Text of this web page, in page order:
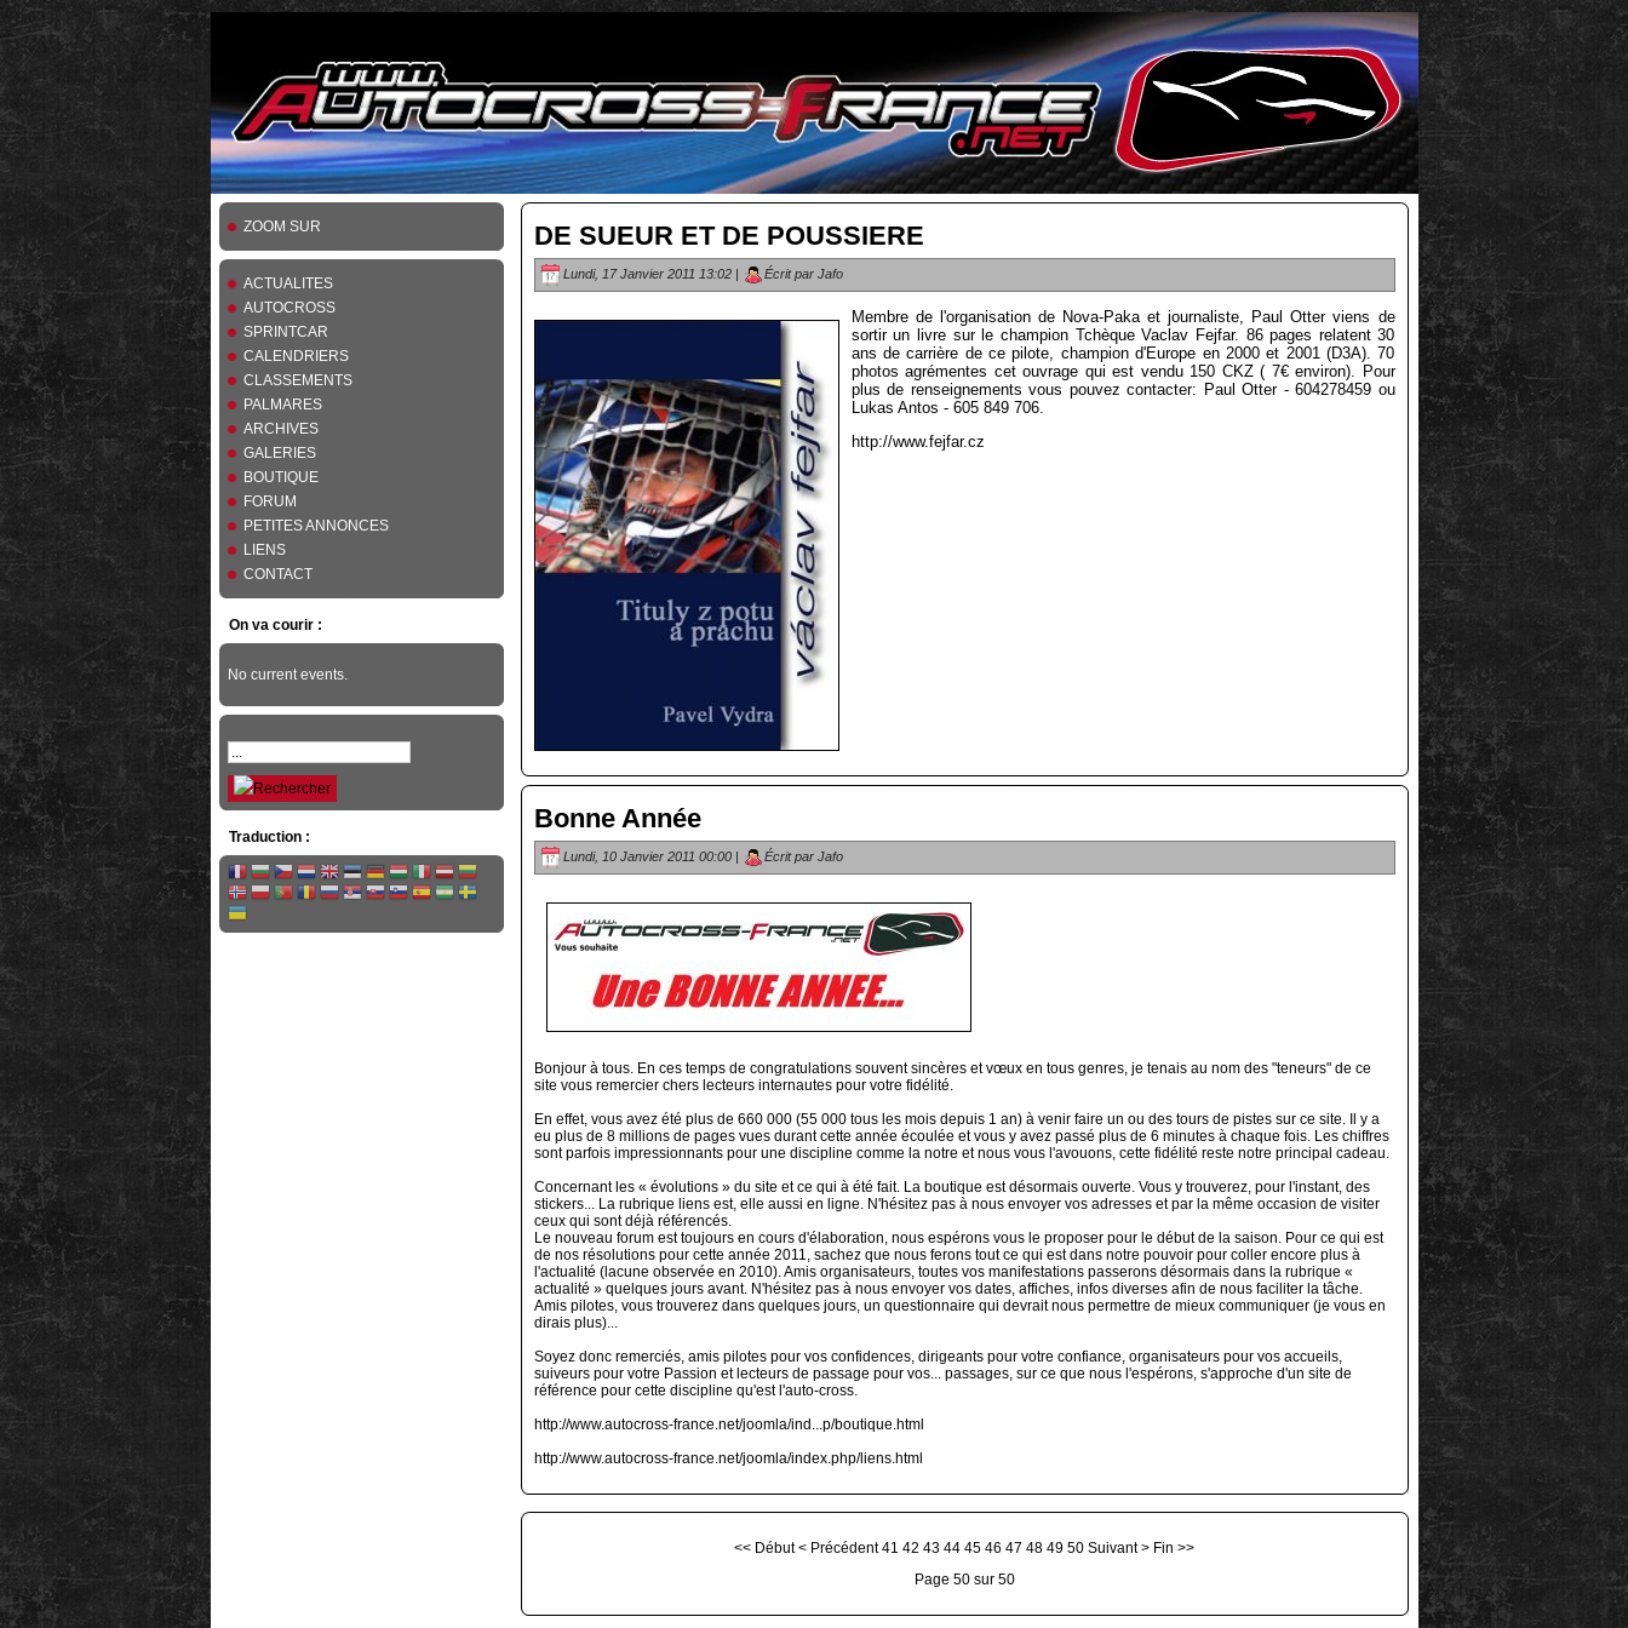
ZOOM SUR
ACTUALITES
AUTOCROSS
SPRINTCAR
CALENDRIERS
CLASSEMENTS
PALMARES
ARCHIVES
GALERIES
BOUTIQUE
FORUM
PETITES ANNONCES
LIENS
CONTACT
On va courir :
No current events.
Traduction :
DE SUEUR ET DE POUSSIERE
Lundi, 17 Janvier 2011 13:02 | Écrit par Jafo
Membre de l'organisation de Nova-Paka et journaliste, Paul Otter viens de
sortir un livre sur le champion Tchèque Vaclav Fejfar. 86 pages relatent 30
ans de carrière de ce pilote, champion d'Europe en 2000 et 2001 (D3A). 70
photos agrémentes cet ouvrage qui est vendu 150 CKZ ( 7€ environ). Pour
plus de renseignements vous pouvez contacter: Paul Otter - 604278459 ou
Lukas Antos - 605 849 706.
http://www.fejfar.cz
Bonne Année
Lundi, 10 Janvier 2011 00:00 | Écrit par Jafo
Bonjour à tous. En ces temps de congratulations souvent sincères et vœux en tous genres, je tenais au nom des "teneurs" de ce
site vous remercier chers lecteurs internautes pour votre fidélité.
En effet, vous avez été plus de 660 000 (55 000 tous les mois depuis 1 an) à venir faire un ou des tours de pistes sur ce site. Il y a
eu plus de 8 millions de pages vues durant cette année écoulée et vous y avez passé plus de 6 minutes à chaque fois. Les chiffres
sont parfois impressionnants pour une discipline comme la notre et nous vous l'avouons, cette fidélité reste notre principal cadeau.
Concernant les « évolutions » du site et ce qui à été fait. La boutique est désormais ouverte. Vous y trouverez, pour l'instant, des
stickers... La rubrique liens est, elle aussi en ligne. N'hésitez pas à nous envoyer vos adresses et par la même occasion de visiter
ceux qui sont déjà référencés.
Le nouveau forum est toujours en cours d'élaboration, nous espérons vous le proposer pour le début de la saison. Pour ce qui est
de nos résolutions pour cette année 2011, sachez que nous ferons tout ce qui est dans notre pouvoir pour coller encore plus à
l'actualité (lacune observée en 2010). Amis organisateurs, toutes vos manifestations passerons désormais dans la rubrique «
actualité » quelques jours avant. N'hésitez pas à nous envoyer vos dates, affiches, infos diverses afin de nous faciliter la tâche.
Amis pilotes, vous trouverez dans quelques jours, un questionnaire qui devrait nous permettre de mieux communiquer (je vous en
dirais plus)...
Soyez donc remerciés, amis pilotes pour vos confidences, dirigeants pour votre confiance, organisateurs pour vos accueils,
suiveurs pour votre Passion et lecteurs de passage pour vos... passages, sur ce que nous l'espérons, s'approche d'un site de
référence pour cette discipline qu'est l'auto-cross.
http://www.autocross-france.net/joomla/ind...p/boutique.html
http://www.autocross-france.net/joomla/index.php/liens.html
<< Début< Précédent 41 42 43 44 45 46 47 48 49 50 Suivant> Fin >>
Page 50 sur 50